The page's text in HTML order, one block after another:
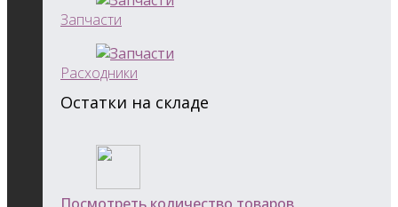
Запчасти
Расходники
Остатки на складе